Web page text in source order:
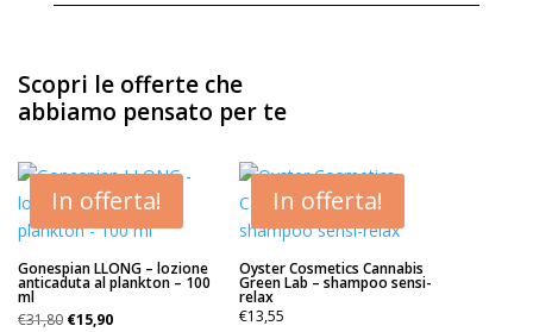
Scopri le offerte che
abbiamo pensato per te
In offerta!
Gonespian LLONG – lozione
anticaduta al plankton – 100
ml
€31,80 Il€15,90Il
In offerta!
Oyster Cosmetics Cannabis
Green Lab – shampoo sensi-
relax
€13,55